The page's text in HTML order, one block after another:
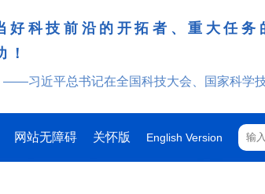
科技前沿的开拓者、重大任务
！
——习近平总书记在全国科技大会、国家科学
网站无障碍 关怀版 English Version